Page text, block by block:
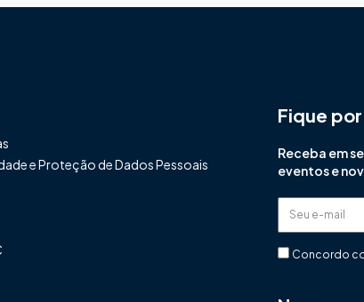
e Proteção de Dados Pessoais
Fique
Receba em
eventos e
Seu
e-
mailConcordo